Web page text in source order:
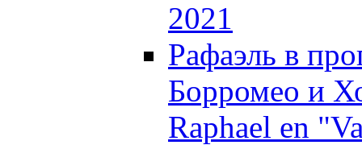
2021
Рафаэль в
Борромео и
Raphael en